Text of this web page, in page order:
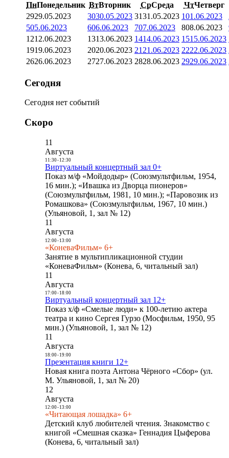
ПнПонедельник ВтВторник СрСреда ЧтЧетверг
2929.05.2023 3030.05.2023 3131.05.2023 101.06.2023
505.06.2023 606.06.2023 707.06.2023 808.06.2023
1212.06.2023 1313.06.2023 1414.06.2023 1515.06.2023
1919.06.2023 2020.06.2023 21 21.06.2023 2222.06.2023
2626.06.2023 2727.06.2023 2828.06.2023 2929.06.2023
Сегодня
Сегодня нет событий
Скоро
11
Августа
11:30- 12:30
Виртуальный концертный зал 0+
Показ м/ф «Мойдодыр» (Союзмультфильм, 1954,
16 мин.); «Ивашка из Дворца пионеров»
(Союзмультфильм, 1981, 10 мин.); «Паровозик из
Ромашкова» (Союзмультфильм, 1967, 10 мин.)
(Ульяновой, 1, зал № 12)
11
Августа
12:00- 13:00
«КоневаФильм» 6+
Занятие в мультипликационной студии
«КоневаФильм» (Конева, 6, читальный зал)
11
Августа
17:00- 18:00
Виртуальный концертный зал 12+
Показ х/ф «Смелые люди» к 100-летию актера
театра и кино Сергея Гурзо (Мосфильм, 1950, 95
мин.) (Ульяновой, 1, зал № 12)
11
Августа
18:00- 19:00
Презентация книги 12+
Новая книга поэта Антона Чёрного «Сбор» (ул.
М. Ульяновой, 1, зал № 20)
12
Августа
12:00- 13:00
«Читающая лошадка» 6+
Детский клуб любителей чтения. Знакомство с
книгой «Смешная сказка» Геннадия Цыферова
(Конева, 6, читальный зал)